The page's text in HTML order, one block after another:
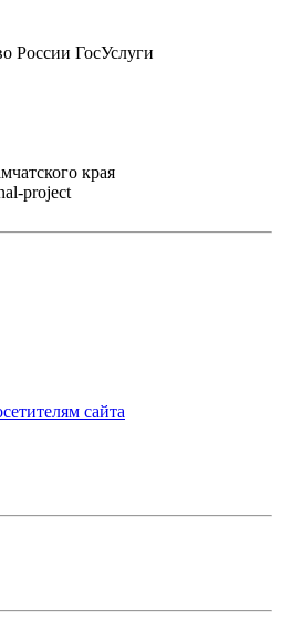
России ГосУслуги
края
project
сайта